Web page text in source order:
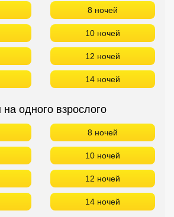
8 ночей
10 ночей
12 ночей
14 ночей
одного взрослого
8 ночей
10 ночей
12 ночей
14 ночей